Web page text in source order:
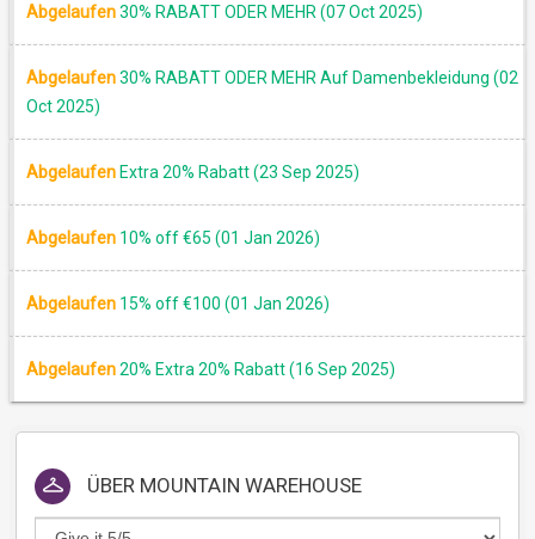
Abgelaufen30% RABATT ODER MEHR (07 Oct 2025)
Abgelaufen30% RABATT ODER MEHR Auf Damenbekleidung (02
Oct 2025)
AbgelaufenExtra 20% Rabatt (23 Sep 2025)
Abgelaufen 10% off €65 (01 Jan 2026)
Abgelaufen 15% off €100 (01 Jan 2026)
Abgelaufen20% Extra 20% Rabatt (16 Sep 2025)
ÜBER MOUNTAIN WAREHOUSE